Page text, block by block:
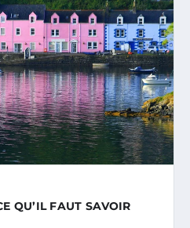
QU’IL FAUT SAVOIR